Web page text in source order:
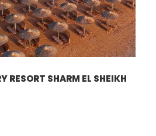
RESORT SHARM EL SHEIKH